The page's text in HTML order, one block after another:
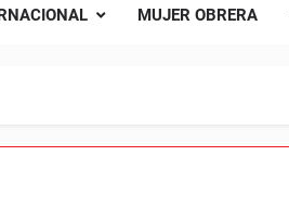
MUJER OBRERA